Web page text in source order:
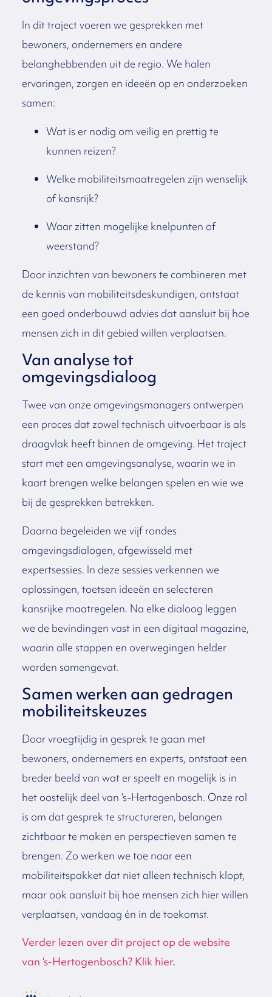
In dit traject voeren we gesprekken met
bewoners, ondernemers en andere
belanghebbenden uit de regio. We halen
ervaringen, zorgen en ideeën op en onderzoeken
samen:
Wat is er nodig om veilig en prettig te
kunnen reizen?
Welke mobiliteitsmaatregelen zijn wenselijk
of kansrijk?
Waar zitten mogelijke knelpunten of
weerstand?
Door inzichten van bewoners te combineren met
de kennis van mobiliteitsdeskundigen, ontstaat
een goed onderbouwd advies dat aansluit bij hoe
mensen zich in dit gebied willen verplaatsen.
Van analyse tot
omgevingsdialoog
Twee van onze omgevingsmanagers ontwerpen
een proces dat zowel technisch uitvoerbaar is als
draagvlak heeft binnen de omgeving. Het traject
start met een omgevingsanalyse, waarin we in
kaart brengen welke belangen spelen en wie we
bij de gesprekken betrekken.
Daarna begeleiden we vijf rondes
omgevingsdialogen, afgewisseld met
expertsessies. In deze sessies verkennen we
oplossingen, toetsen ideeën en selecteren
kansrijke maatregelen. Na elke dialoog leggen
we de bevindingen vast in een digitaal magazine,
waarin alle stappen en overwegingen helder
worden samengevat.
Samen werken aan gedragen
mobiliteitskeuzes
Door vroegtijdig in gesprek te gaan met
bewoners, ondernemers en experts, ontstaat een
breder beeld van wat er speelt en mogelijk is in
het oostelijk deel van ’s-Hertogenbosch. Onze rol
is om dat gesprek te structureren, belangen
zichtbaar te maken en perspectieven samen te
brengen. Zo werken we toe naar een
mobiliteitspakket dat niet alleen technisch klopt,
maar ook aansluit bij hoe mensen zich hier willen
verplaatsen, vandaag én in de toekomst.
Verder lezen over dit project op de website
van ‘s-Hertogenbosch? Klik hier.